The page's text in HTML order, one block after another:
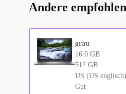
Andere
grau
16.0 GB
512 GB
US (US englisch)
Gut